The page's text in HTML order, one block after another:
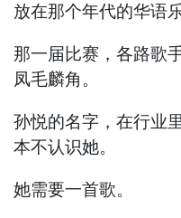
放在那个年代的华语
那一届比赛，各路歌
凤毛麟角。
孙悦的名字，在行业
本不认识她。
她需要一首歌。